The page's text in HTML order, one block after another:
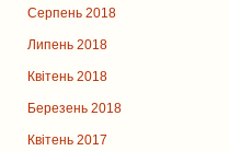
Серпень 2018
Липень 2018
Квітень 2018
Березень 2018
Квітень 2017